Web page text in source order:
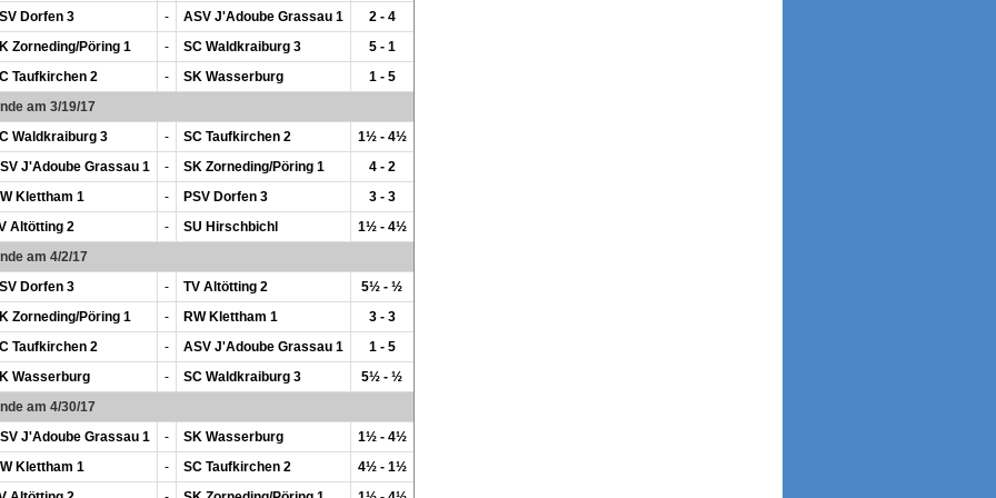
Dorfen 3 - ASV J'Adoube Grassau 1
2 - 4
Zorneding/Pöring 1
- SC Waldkraiburg 3
5 - 1
Taufkirchen 2
- SK Wasserburg
1 - 5
am 3/19/17
Waldkraiburg 3
- SC Taufkirchen 2
1½ - 4½
J'Adoube Grassau 1
- SK Zorneding/Pöring 1
4 - 2
Klettham 1
- PSV Dorfen 3
3 - 3
Altötting 2
- SU Hirschbichl
1½ - 4½
am 4/2/17
Dorfen 3
- TV Altötting 2
5½ - ½
Zorneding/Pöring 1
- RW Klettham 1
3 - 3
Taufkirchen 2
- ASV J'Adoube Grassau 1
1 - 5
Wasserburg
- SC Waldkraiburg 3
5½ - ½
am 4/30/17
J'Adoube Grassau 1
- SK Wasserburg
1½ - 4½
Klettham 1
- SC Taufkirchen 2
4½ - 1½